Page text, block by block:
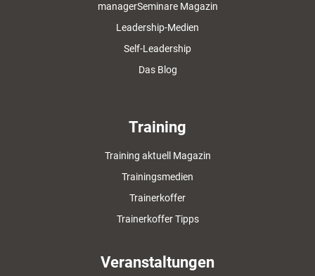
managerSeminare Magazin
Leadership-Medien
Self-Leadership
Das Blog
Training
Training aktuell Magazin
Trainingsmedien
Trainerkoffer
Trainerkoffer Tipps
Veranstaltungen